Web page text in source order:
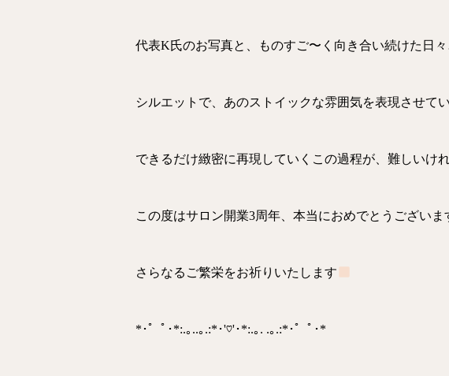
代表K氏のお写真と、ものすご〜く向き合い続けた日
シルエットで、あのストイックな雰囲気を表現させて
できるだけ緻密に再現していくこの過程が、難しいけ
この度はサロン開業3周年、本当におめでとうございま
さらなるご繁栄をお祈りいたします
*･゜ﾟ･*:.｡..｡.:*･'♡'･*:.｡. .｡.:*･゜ﾟ･*